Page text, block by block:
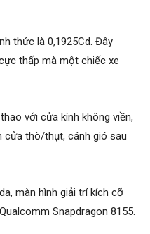
thức là 0,1925Cd. Đây
thấp mà một chiếc xe
với cửa kính không viền,
cửa thò/thụt, cánh gió sau
màn hình giải trí kích cỡ
Snapdragon 8155.